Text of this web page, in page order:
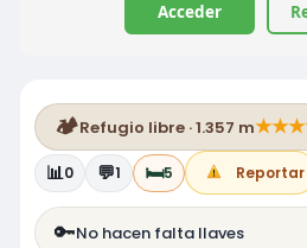
Acceder
🏕️Refugio libre · 1.357 m★★★
📊0 💬1 🛏️5 Reportar
🔑No hacen falta llaves